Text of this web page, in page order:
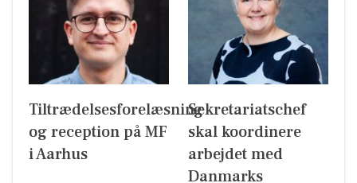
Tiltrædelsesforelæsning
og reception på MF
i Aarhus
Sekretariatschef
skal koordinere
arbejdet med
Danmarks